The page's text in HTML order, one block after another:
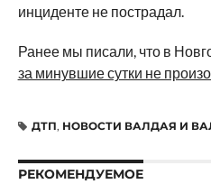
инциденте не пострадал.
Ранее мы писали, что в
за минувшие сутки не
ДТП, НОВОСТИ ВАЛДАЯ И
РЕКОМЕНДУЕМОЕ